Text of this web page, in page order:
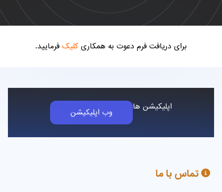
برای دریافت فرم دعوت به همکاری کلیک فرمایید.
اپلیکیشن ها وب اپلیکیشن
تماس با ما